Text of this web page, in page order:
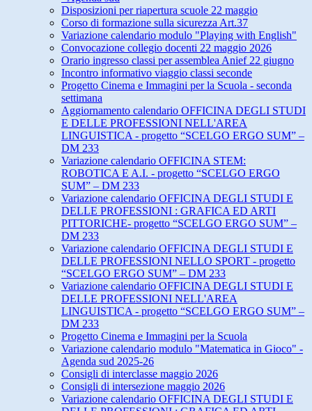
Disposizioni per riapertura scuole 22 maggio
Corso di formazione sulla sicurezza Art.37
Variazione calendario modulo "Playing with English"
Convocazione collegio docenti 22 maggio 2026
Orario ingresso classi per assemblea Anief 22 giugno
Incontro informativo viaggio classi seconde
Progetto Cinema e Immagini per la Scuola - seconda
settimana
Aggiornamento calendario OFFICINA DEGLI STUDI
E DELLE PROFESSIONI NELL'AREA
LINGUISTICA - progetto “SCELGO ERGO SUM” –
DM 233
Variazione calendario OFFICINA STEM:
ROBOTICA E A.I. - progetto “SCELGO ERGO
SUM” – DM 233
Variazione calendario OFFICINA DEGLI STUDI E
DELLE PROFESSIONI : GRAFICA ED ARTI
PITTORICHE- progetto “SCELGO ERGO SUM” –
DM 233
Variazione calendario OFFICINA DEGLI STUDI E
DELLE PROFESSIONI NELLO SPORT - progetto
“SCELGO ERGO SUM” – DM 233
Variazione calendario OFFICINA DEGLI STUDI E
DELLE PROFESSIONI NELL'AREA
LINGUISTICA - progetto “SCELGO ERGO SUM” –
DM 233
Progetto Cinema e Immagini per la Scuola
Variazione calendario modulo "Matematica in Gioco" -
Agenda sud 2025-26
Consigli di interclasse maggio 2026
Consigli di intersezione maggio 2026
Variazione calendario OFFICINA DEGLI STUDI E